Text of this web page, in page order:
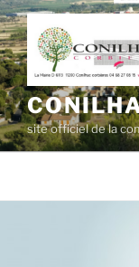
Aller
au
contenu
principal
site officiel de la